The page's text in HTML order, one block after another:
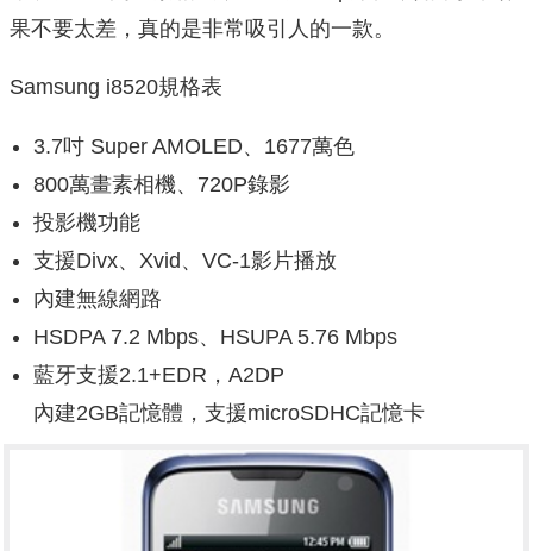
果不要太差，真的是非常吸引人的一款。
Samsung i8520規格表
3.7吋 Super AMOLED、1677萬色
800萬畫素相機、720P錄影
投影機功能
支援Divx、Xvid、VC-1影片播放
內建無線網路
HSDPA 7.2 Mbps、HSUPA 5.76 Mbps
藍牙支援2.1+EDR，A2DP
內建2GB記憶體，支援microSDHC記憶卡